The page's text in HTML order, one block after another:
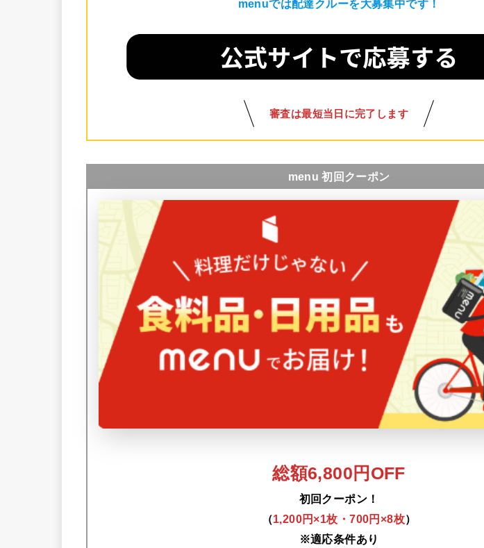
menuでは配達クルーを大募集中です！
審査は最短当日に完了します
menu 初回クーポン
総額6,800円OFF
初回クーポン！
（1,200円×1枚・700円×8枚）
※適応条件あり